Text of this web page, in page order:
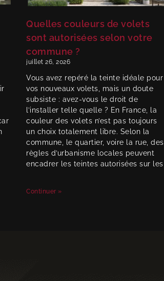
Quelles couleurs de volets
sont autorisées selon votre
commune ?
juillet 26, 2026
Vous avez repéré la teinte idéale pour
vos nouveaux volets, mais un doute
subsiste : avez-vous le droit de
l’installer telle quelle ? En France, la
couleur des volets n’est pas toujours
un choix totalement libre. Selon la
commune, le quartier, voire la rue, des
règles d’urbanisme locales peuvent
encadrer les teintes autorisées sur les
Continuer »